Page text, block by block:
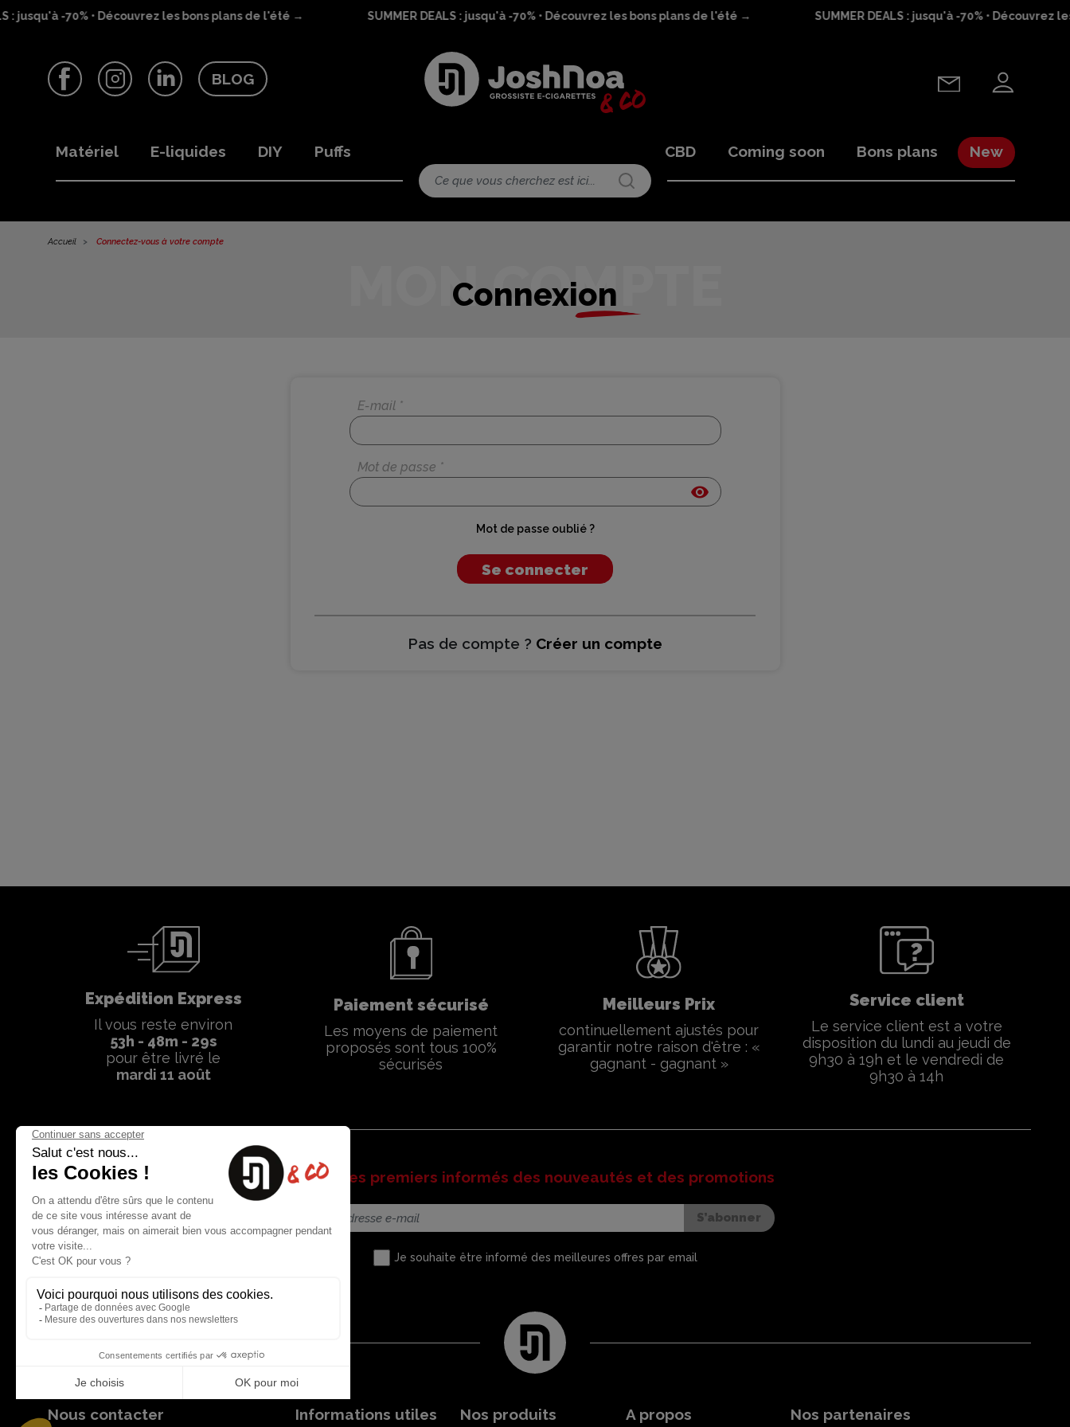
: jusqu'à -70% • Découvrez les bons plans de l'été → SUMMER DEALS : jusqu'à -70% • Découvrez les bons plans de l'été → SUMMER DEALS : jusqu'à -70% • Découvrez
BLOG
Matériel E-liquides DIY Puffs New
Bons plans
Coming soon
CBD
Accueil Connectez-vous à votre compte
Connexion
E-mail *
Mot de passe *
visibility
Mot de passe oublié ?
Se connecter
Pas de compte ? Créer un compte
Expédition Express
Il vous reste environ
53 h - 48m - 28s
pour être livré le
mardi 11 août
Paiement sécurisé
Les moyens de paiement
proposés sont tous 100%
sécurisés
Meilleurs Prix
continuellement ajustés pour
garantir notre raison d'être : «
gagnant - gagnant »
Service client
Le service client est a votre
disposition du lundi au jeudi de
9h30 à 19h et le vendredi de
9h30 à 14h
Soyez les premiers informés des nouveautés et des promotions
Je souhaite être informé des meilleures offres par email
Nous contacter Informations utiles Nos produits A propos Nos partenaires